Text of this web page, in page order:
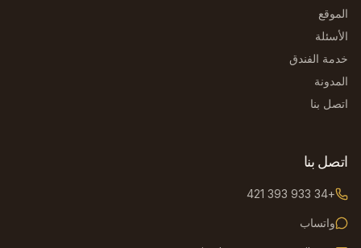
الموقع
الأسئلة
خدمة الفندق
المدونة
اتصل بنا
اتصل بنا
+34 933 393 421
واتساب